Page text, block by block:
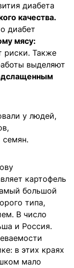
диабета
качества.
диабет
мясу:
риски. Также
выделяют
у людей,
семян.
картофель
большой
типа,
В число
и Россия.
в этих краях
мало